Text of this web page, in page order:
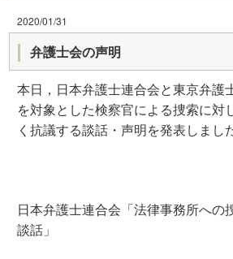
2020/01/31
弁護士会の声明
本日，日本弁護士連合会と東京弁護
を対象とした検察官による捜索に対
く抗議する談話・声明を発表しました
日本弁護士連合会「法律事務所への
談話」